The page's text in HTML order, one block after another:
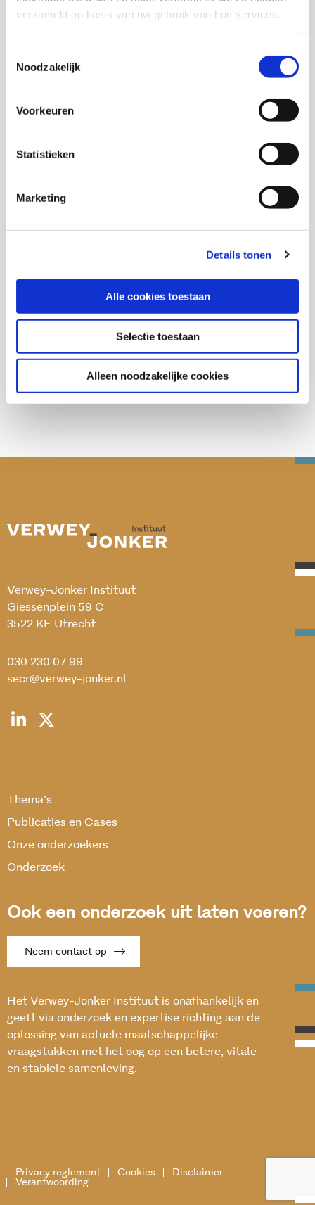
verzameld op basis van uw gebruik van hun services.
Noodzakelijk
Voorkeuren
Statistieken
Marketing
Details tonen
Alle cookies toestaan
Selectie toestaan
Alleen noodzakelijke cookies
Eliane Smits van Waesberghe
Thema's
Jeugd en opvoeding
Jeugdhulp
Deel deze publicatie op:
Verwey-Jonker Instituut
Giessenplein 59 C
3522 KE Utrecht
030 230 07 99
secr@verwey-jonker.nl
Thema’s
Publicaties en Cases
Onze onderzoekers
Onderzoek
Ook een onderzoek uit laten voeren?
Neem contact op
Het Verwey-Jonker Instituut is onafhankelijk en
geeft via onderzoek en expertise richting aan de
oplossing van actuele maatschappelijke
vraagstukken met het oog op een betere, vitale
en stabiele samenleving.
Privacy reglement Cookies
Disclaimer
Verantwoording